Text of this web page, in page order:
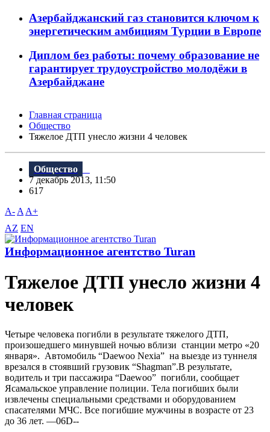
Азербайджанский газ становится ключом к
энергетическим амбициям Турции в Европе
Диплом без работы: почему образование не
гарантирует трудоустройство молодёжи в
Азербайджане
Главная страница
Общество
Тяжелое ДТП унесло жизни 4 человек
Общество
7 декабрь 2013, 11:50
617
A- A A+
AZ EN
Информационное агентство Turan
Тяжелое ДТП унесло жизни 4
человек
Четыре человека погибли в результате тяжелого ДТП,
произошедшего минувшей ночью вблизи станции метро «20
января». Автомобиль “Daewoo Nexia” на выезде из туннеля
врезался в стоявший грузовик “Shagman”.В результате,
водитель и три пассажира “Daewoo” погибли, сообщает
Ясамальское управление полиции. Тела погибших были
извлечены специальными средствами и оборудованием
спасателями МЧС. Все погибшие мужчины в возрасте от 23
до 36 лет. —06D--